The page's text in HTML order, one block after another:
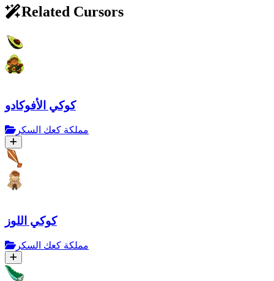
Related Cursors
كوكي الأفوكادو
مملكة كعك السكر
كوكي اللوز
مملكة كعك السكر